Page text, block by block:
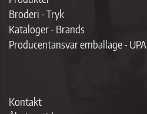
Broderi - Tryk
Kataloger - Brands
Producentansvar emballage - UPA
Kontakt